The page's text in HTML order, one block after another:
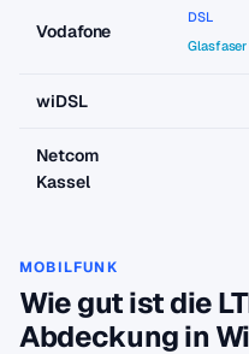
Vodafone
DSL
Glasfaser
wiDSL
Netcom
Kassel
MOBILFUNK
Wie gut ist die
Abdeckung in